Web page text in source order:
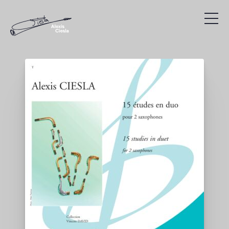
Discographie
Vidéos
Recherche
Présentation
Agenda
Liens utiles